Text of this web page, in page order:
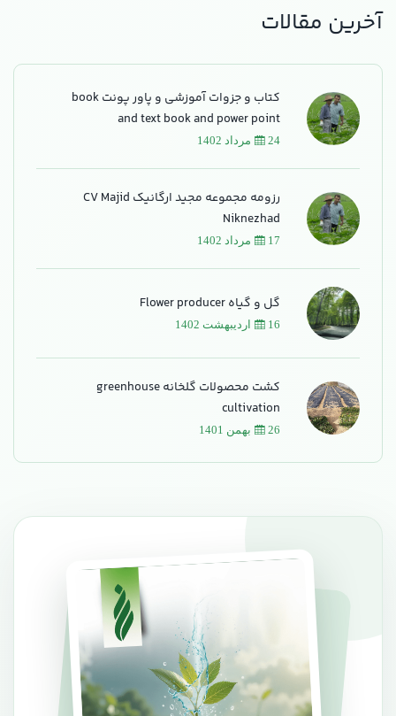
آخرین مقالات
کتاب و جزوات آموزشی و پاور پونت book
and text book and power point
24 مرداد 1402
رزومه مجموعه مجید ارگانیک CV Majid
Niknezhad
17 مرداد 1402
گل و گیاه Flower producer
16 اردیبهشت 1402
کشت محصولات گلخانه greenhouse
cultivation
26 بهمن 1401